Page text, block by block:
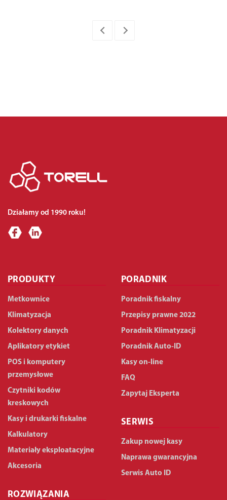
Działamy od 1990 roku!
PRODUKTY
Metkownice
Klimatyzacja
Kolektory danych
Aplikatory etykiet
POS i komputery
przemysłowe
Czytniki kodów
kreskowych
Kasy i drukarki fiskalne
Kalkulatory
Materiały eksploatacyjne
Akcesoria
ROZWIĄZANIA
PORADNIK
Poradnik fiskalny
Przepisy prawne 2022
Poradnik Klimatyzacji
Poradnik Auto-ID
Kasy on-line
FAQ
Zapytaj Eksperta
SERWIS
Zakup nowej kasy
Naprawa gwarancyjna
Serwis Auto ID